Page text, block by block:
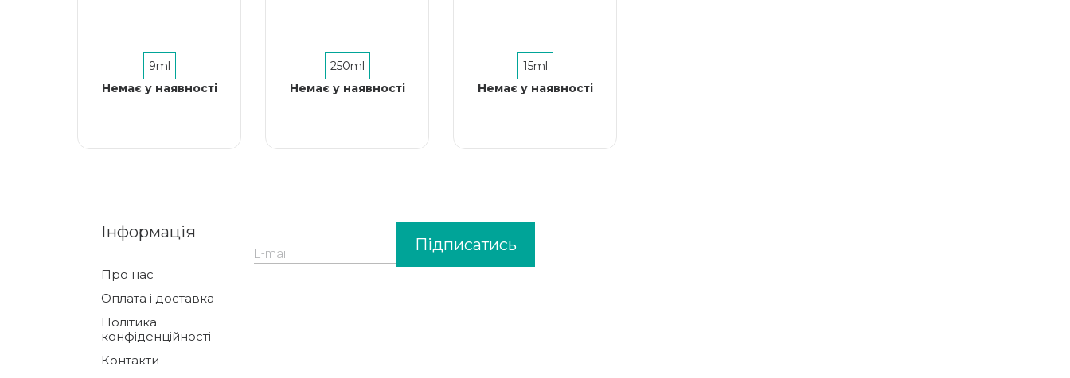
9ml
Немає у наявності
250ml
Немає у наявності
15ml
Немає у наявності
Інформація
Про нас
Оплата і доставка
Політика
конфіденційності
Контакти
Підписатись